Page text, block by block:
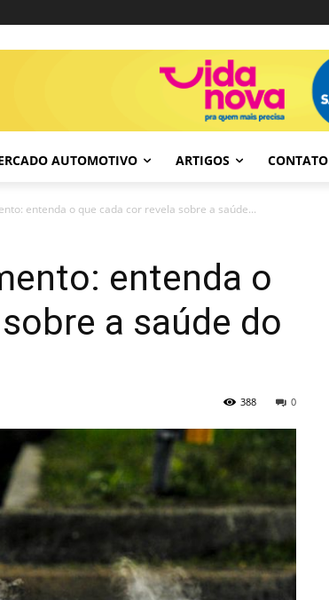
AUTOMOTIVO ARTIGOS CONTATO
entenda o que cada cor revela sobre a saúde...
entenda o
a saúde do
0
388